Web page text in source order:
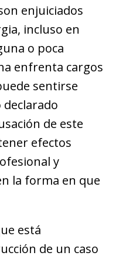
enjuiciados
incluso en
o poca
enfrenta cargos
sentirse
de este
efectos
y
la forma en que
está
de un caso